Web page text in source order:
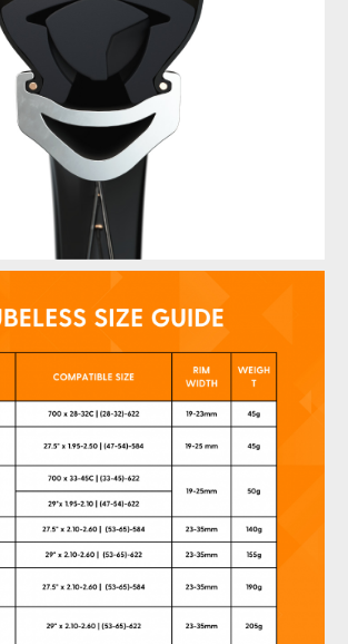
Insert Tubeless Tannus 29 x 2 10 2
Insert Tubeless Tannus 29 x 2 10 2